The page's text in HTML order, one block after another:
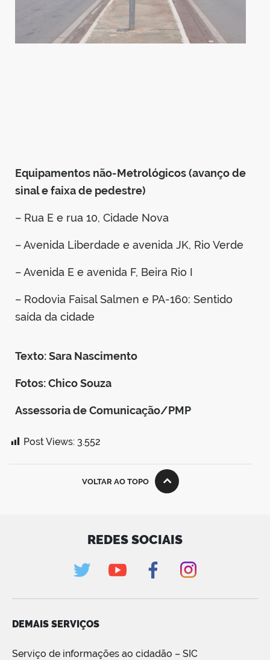
Equipamentos não-Metrológicos (avanço de
sinal e faixa de pedestre)
– Rua E e rua 10, Cidade Nova
– Avenida Liberdade e avenida JK, Rio Verde
– Avenida E e avenida F, Beira Rio I
– Rodovia Faisal Salmen e PA-160: Sentido
saída da cidade
Texto: Sara Nascimento
Fotos: Chico Souza
Assessoria de Comunicação/PMP
Post Views: 3.552
VOLTAR AO TOPO
REDES SOCIAIS
DEMAIS SERVIÇOS
Serviço de informações ao cidadão – SIC